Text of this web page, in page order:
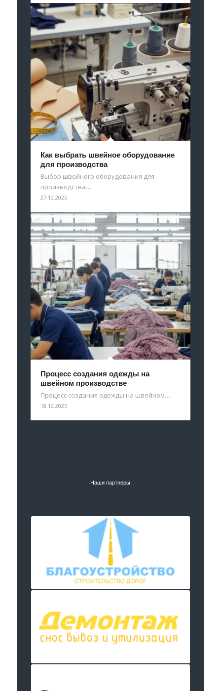
Как выбрать швейное оборудование
для производства
Выбор швейного оборудования для
производства…
27.12.2025
Процесс создания одежды на
швейном производстве
Процесс создания одежды на швейном…
18.12.2025
Наши партнеры